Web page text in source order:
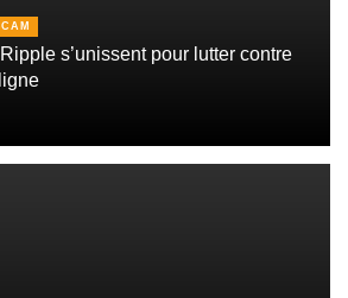
s’unissent pour lutter contre